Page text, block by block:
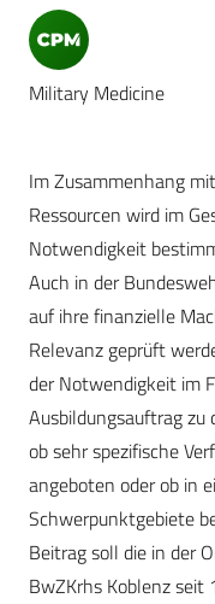
Military Medicine
Im Zusammenhang
Ressourcen wird im
Notwendigkeit
Auch in der
auf ihre finanzielle
Relevanz geprüft
der Notwendigkeit im
Ausbildungsauftrag
ob sehr spezifische
angeboten oder ob in
Schwerpunktgebiete
Beitrag soll die in der
BwZKrhs Koblenz